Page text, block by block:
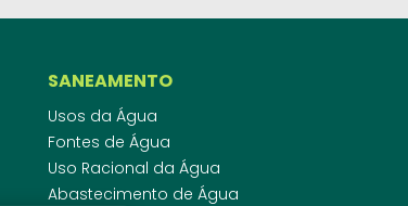
SANEAMENTO
Usos da Água
Fontes de Água
Uso Racional da Água
Abastecimento de Água